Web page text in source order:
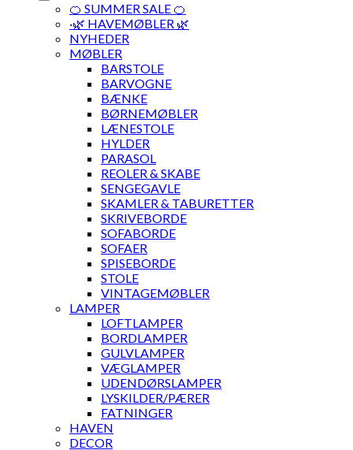
🍊 SUMMER SALE 🍊
·🌿 HAVEMØBLER 🌿
NYHEDER
MØBLER
BARSTOLE
BARVOGNE
BÆNKE
BØRNEMØBLER
LÆNESTOLE
HYLDER
PARASOL
REOLER & SKABE
SENGEGAVLE
SKAMLER & TABURETTER
SKRIVEBORDE
SOFABORDE
SOFAER
SPISEBORDE
STOLE
VINTAGEMØBLER
LAMPER
LOFTLAMPER
BORDLAMPER
GULVLAMPER
VÆGLAMPER
UDENDØRSLAMPER
LYSKILDER/PÆRER
FATNINGER
HAVEN
DECOR